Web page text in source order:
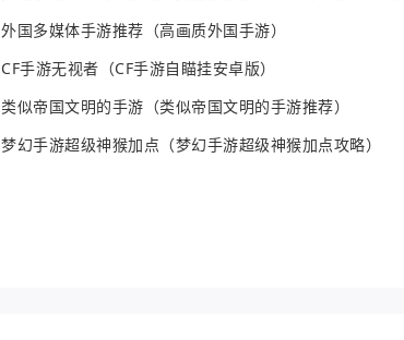
外国多媒体手游推荐（高画质外国手游）
CF手游无视者（CF手游自瞄挂安卓版）
类似帝国文明的手游（类似帝国文明的手游推荐）
梦幻手游超级神猴加点（梦幻手游超级神猴加点攻略）